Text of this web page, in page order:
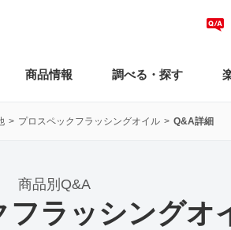
商品情報 調べる・探す
プロスペックフラッシングオイル Q&A詳細
商品別Q&A
フラッシングオ